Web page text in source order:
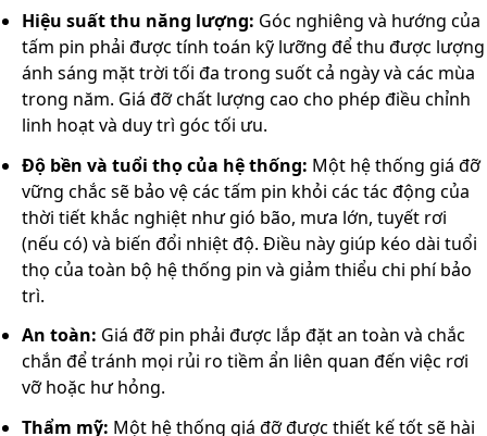
Hiệu suất thu năng lượng: Góc nghiêng và hướng của
tấm pin phải được tính toán kỹ lưỡng để thu được lượng
ánh sáng mặt trời tối đa trong suốt cả ngày và các mùa
trong năm. Giá đỡ chất lượng cao cho phép điều chỉnh
linh hoạt và duy trì góc tối ưu.
Độ bền và tuổi thọ của hệ thống: Một hệ thống giá đỡ
vững chắc sẽ bảo vệ các tấm pin khỏi các tác động của
thời tiết khắc nghiệt như gió bão, mưa lớn, tuyết rơi
(nếu có) và biến đổi nhiệt độ. Điều này giúp kéo dài tuổi
thọ của toàn bộ hệ thống pin và giảm thiểu chi phí bảo
trì.
An toàn: Giá đỡ pin phải được lắp đặt an toàn và chắc
chắn để tránh mọi rủi ro tiềm ẩn liên quan đến việc rơi
vỡ hoặc hư hỏng.
Thẩm mỹ: Một hệ thống giá đỡ được thiết kế tốt sẽ hài